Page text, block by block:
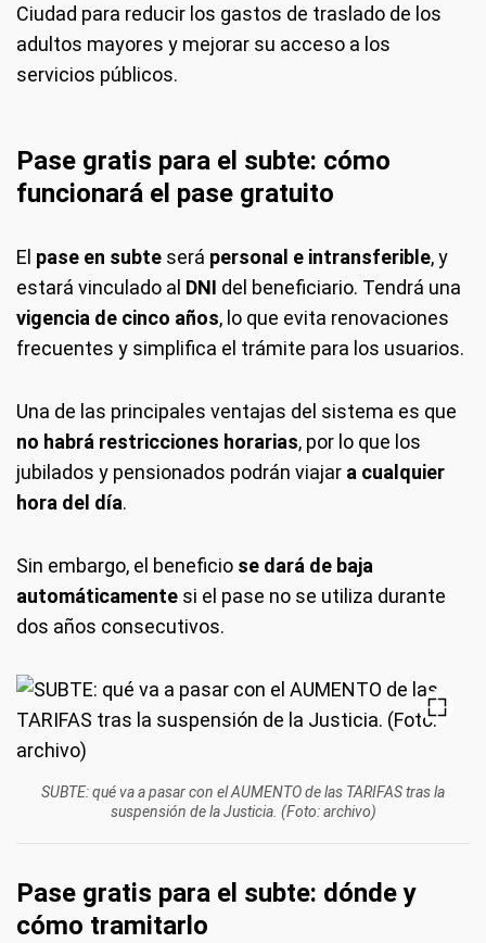
Ciudad para reducir los gastos de traslado de los
adultos mayores y mejorar su acceso a los
servicios públicos.
Pase gratis para el subte: cómo
funcionará el pase gratuito
El pase en subte será personal e intransferible, y
estará vinculado al DNI del beneficiario. Tendrá una
vigencia de cinco años, lo que evita renovaciones
frecuentes y simplifica el trámite para los usuarios.
Una de las principales ventajas del sistema es que
no habrá restricciones horarias, por lo que los
jubilados y pensionados podrán viajar a cualquier
hora del día.
Sin embargo, el beneficio se dará de baja
automáticamente si el pase no se utiliza durante
dos años consecutivos.
SUBTE: qué va a pasar con el AUMENTO de las TARIFAS tras la
suspensión de la Justicia. (Foto: archivo)
Pase gratis para el subte: dónde y
cómo tramitarlo